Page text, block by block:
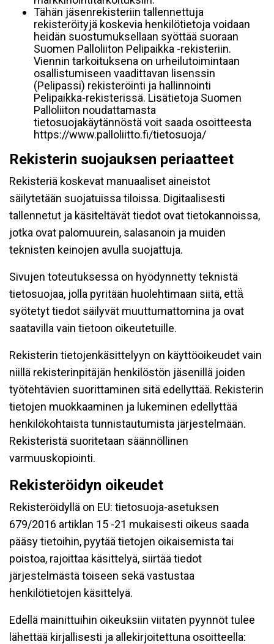
Tähän jäsenrekisteriin tallennettuja
rekisteröityjä koskevia henkilötietoja voidaan
heidän suostumuksellaan syöttää suoraan
Suomen Palloliiton Pelipaikka -rekisteriin.
Viennin tarkoituksena on urheilutoimintaan
osallistumiseen vaadittavan lisenssin
(Pelipassi) rekisteröinti ja hallinnointi
Pelipaikka-rekisterissä. Lisätietoja Suomen
Palloliiton noudattamasta
tietosuojakäytännöstä voit saada osoitteesta
https://www.palloliitto.fi/tietosuoja/
Rekisterin suojauksen periaatteet
Rekisteriä koskevat manuaaliset aineistot
säilytetään suojatuissa tiloissa. Digitaalisesti
tallennetut ja käsiteltävät tiedot ovat tietokannoissa,
jotka ovat palomuurein, salasanoin ja muiden
teknisten keinojen avulla suojattuja.
Sivujen toteutuksessa on hyödynnetty teknistä
tietosuojaa, jolla pyritään huolehtimaan siitä, että̈
syötetyt tiedot säilyvät muuttumattomina ja ovat
saatavilla vain tietoon oikeutetuille.
Rekisterin tietojenkäsittelyyn on käyttöoikeudet vain
niillä rekisterinpitäjän henkilöstön jäsenillä joiden
työtehtävien suorittaminen sitä edellyttää. Rekisterin
tietojen muokkaaminen ja lukeminen edellyttää
henkilökohtaista tunnistautumista järjestelmään.
Rekisteristä suoritetaan säännöllinen
varmuuskopiointi.
Rekisteröidyn oikeudet
Rekisteröidyllä on EU: tietosuoja-asetuksen
679/2016 artiklan 15 -21 mukaisesti oikeus saada
pääsy tietoihin, pyytää tietojen oikaisemista tai
poistoa, rajoittaa käsittelyä, siirtää tiedot
järjestelmästä toiseen sekä vastustaa
henkilötietojen käsittelyä.
Edellä mainittuihin oikeuksiin viitaten pyynnöt tulee
lähettää kirjallisesti ja allekirjoitettuna osoitteella: